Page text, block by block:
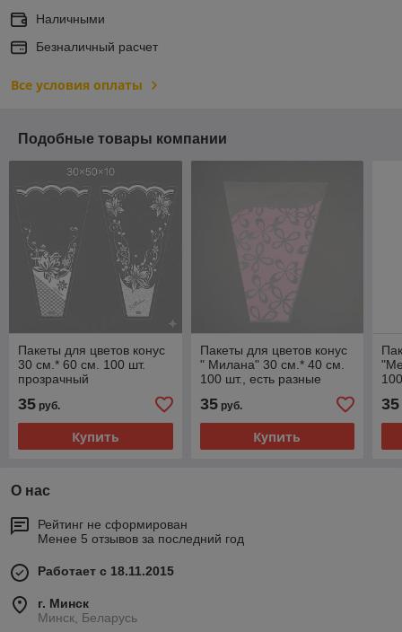
Наличными
Безналичный расчет
Все условия оплаты
Подобные товары компании
Пакеты для цветов конус
30 см.* 60 см. 100 шт.
прозрачный
35 руб.
Купить
Пакеты для цветов конус
" Милана" 30 см.* 40 см.
100 шт., есть разные
35руб.
Купить
35
О нас
Рейтинг не сформирован
Менее 5 отзывов за последний год
Работает с 18.11.2015
г. Минск
Минск, Беларусь